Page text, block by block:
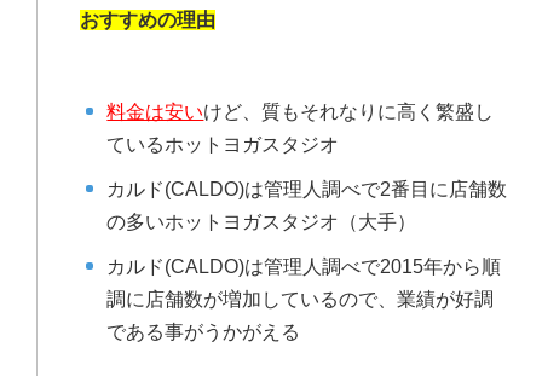
おすすめの理由
料金は安いけど、質もそれなりに高く繁盛し
ているホットヨガスタジオ
カルド(CALDO)は管理人調べで2番目に店舗数
の多いホットヨガスタジオ（大手）
カルド(CALDO)は管理人調べで2015年から順
調に店舗数が増加しているので、業績が好調
である事がうかがえる